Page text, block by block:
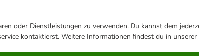
oder Dienstleistungen zu verwenden. Du kannst dem
kontaktierst. Weitere Informationen findest du in unserer